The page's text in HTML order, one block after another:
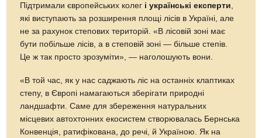
Підтримали європейських колег і українські експерти
які виступають за розширення площі лісів в Україні, але
не за рахунок степових територій. «В лісовій зоні має
бути побільше лісів, а в степовій зоні — більше степів.
Це ж так просто зрозуміти», — наголошують вони.
«В той час, як у нас саджають ліс на останніх клаптиках
степу, в Європі намагаються зберігати природні
ландшафти. Саме для збереження натуральних
місцевих автохтонних екосистем створювалась Бернська
Конвенція, ратифікована, до речі, й Україною. Як на